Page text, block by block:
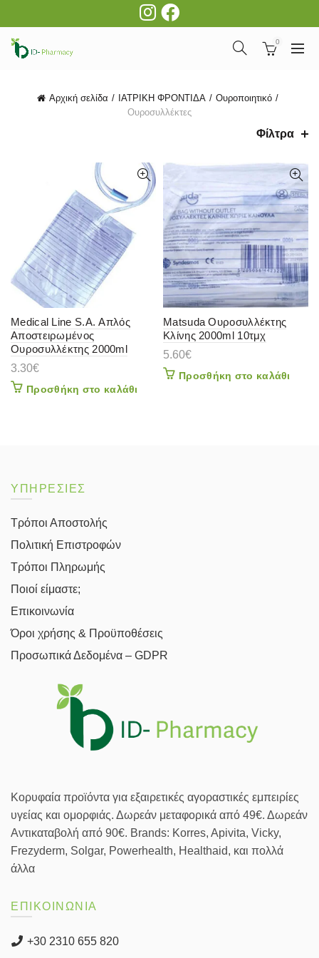
0
Αρχική σελίδα ΙΑΤΡΙΚΗ ΦΡΟΝΤΙΔΑ
Ουροποιητικό
Ουροσυλλέκτες
Φίλτρα
Medical Line S.A. Απλός
Αποστειρωμένος
Ουροσυλλέκτης 2000ml
3.30€
Προσθήκη στο καλάθι
Matsuda Ουροσυλλέκτης
Κλίνης 2000ml 10τμχ
5.60€
Προσθήκη στο καλάθι
ΥΠΗΡΕΣΙΕΣ
Τρόποι Αποστολής
Πολιτική Επιστροφών
Τρόποι Πληρωμής
Ποιοί είμαστε;
Επικοινωνία
Όροι χρήσης & Προϋποθέσεις
Προσωπικά Δεδομένα – GDPR
Κορυφαία προϊόντα για εξαιρετικές αγοραστικές εμπειρίες
υγείας και ομορφιάς. Δωρεάν μεταφορικά από 49€. Δωρεάν
Αντικαταβολή από 90€. Brands: Korres, Apivita, Vicky,
Frezyderm, Solgar, Powerhealth, Healthaid, και πολλά
άλλα
ΕΠΙΚΟΙΝΩΝΙΑ
+30 2310 655 820